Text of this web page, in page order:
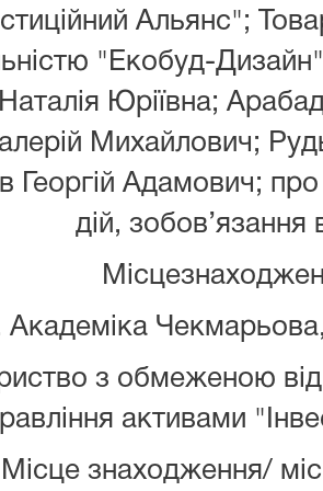
Альянс";
"Екобуд-
Юріївна;
Михайлович;
Георгій Адамович;
дій, зобов’язання
Академіка
з обмеженою
активами
Місце знаходження/